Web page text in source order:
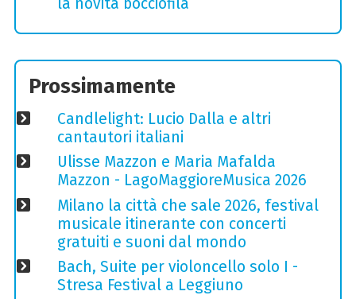
la novità bocciofila
Prossimamente
Candlelight: Lucio Dalla e altri
cantautori italiani
Ulisse Mazzon e Maria Mafalda
Mazzon - LagoMaggioreMusica 2026
Milano la città che sale 2026, festival
musicale itinerante con concerti
gratuiti e suoni dal mondo
Bach, Suite per violoncello solo I -
Stresa Festival a Leggiuno